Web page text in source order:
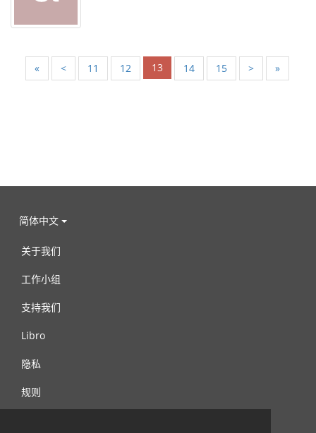
« < 11 12 13 14 15 > »
简体中文
关于我们
工作小组
支持我们
Libro
隐私
规则